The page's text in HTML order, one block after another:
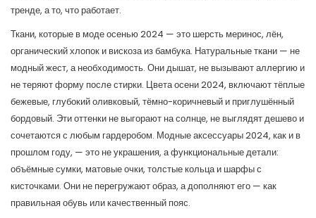
тренде, а то, что работает.
Ткани, которые в моде осенью 2024 — это шерсть меринос, лён,
органический хлопок и вискоза из бамбука. Натуральные ткани — не
модный жест, а необходимость. Они дышат, не вызывают аллергию и
не теряют форму после стирки. Цвета осени 2024, включают тёплые
бежевые, глубокий оливковый, тёмно-коричневый и приглушённый
бордовый. Эти оттенки не выгорают на солнце, не выглядят дешево и
сочетаются с любым гардеробом. Модные аксессуары 2024, как и в
прошлом году, — это не украшения, а функциональные детали:
объёмные сумки, матовые очки, толстые кольца и шарфы с
кисточками. Они не перегружают образ, а дополняют его — как
правильная обувь или качественный пояс.